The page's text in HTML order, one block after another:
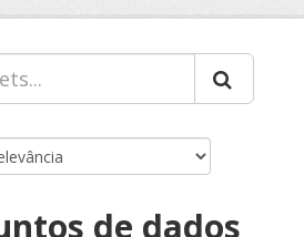
de dados